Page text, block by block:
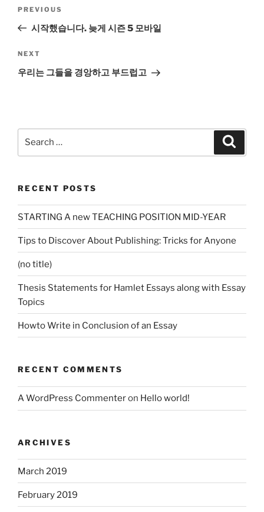
Previous
Post
PREVIOUS
시작했습니다. 늦게 시즌 5 모바일
Next
Post
NEXT
우리는 그들을 경앙하고 부드럽고
RECENT POSTS
STARTING A new TEACHING POSITION MID-YEAR
Tips to Discover About Publishing: Tricks for Anyone
(no title)
Thesis Statements for Hamlet Essays along with Essay
Topics
Howto Write in Conclusion of an Essay
RECENT COMMENTS
A WordPress Commenteron Hello world!
ARCHIVES
March 2019
February 2019